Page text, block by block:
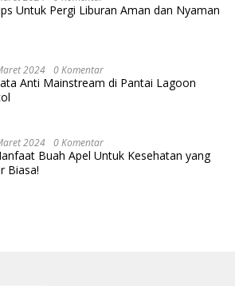
Untuk Pergi Liburan Aman dan Nyaman
2024 0 Komentar
Anti Mainstream di Pantai Lagoon
2024 0 Komentar
Buah Apel Untuk Kesehatan yang
Biasa!